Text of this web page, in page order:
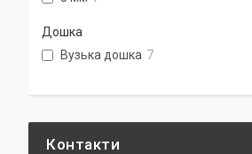
Дошка
Вузька дошка 7